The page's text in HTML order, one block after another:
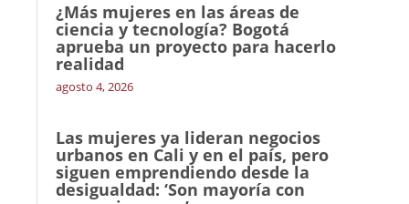
¿Más mujeres en las áreas de
ciencia y tecnología? Bogotá
aprueba un proyecto para hacerlo
realidad
agosto 4, 2026
Las mujeres ya lideran negocios
urbanos en Cali y en el país, pero
siguen emprendiendo desde la
desigualdad: ‘Son mayoría con